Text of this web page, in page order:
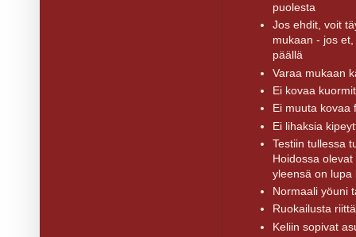
puolesta
Jos ehdit, voit
mukaan - jos
päällä
Varaa mukaan
Ei kovaa
Ei muuta kovaa
Ei lihaksia
Testiin tullessa
Hoidossa
yleensä on lupa
Normaali yöuni
Ruokailusta
Keliin sopivat